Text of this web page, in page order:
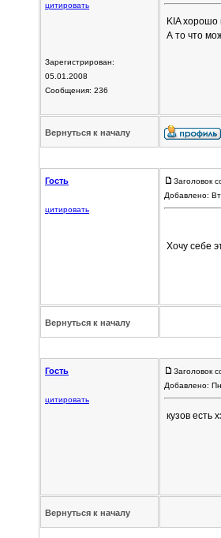
цитировать
Зарегистрирован:
05.01.2008
Сообщения: 236
KIA
А то что
Вернуться к началу
Гость
цитировать
Заголовок
Добавлено:
Хочу себе
Вернуться к началу
Гость
цитировать
Заголовок
Добавлено:
кузов есть
Вернуться к началу